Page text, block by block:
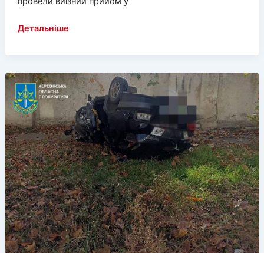
У
продовжує
роботу
мобільний
ЦНАП
Детальніше